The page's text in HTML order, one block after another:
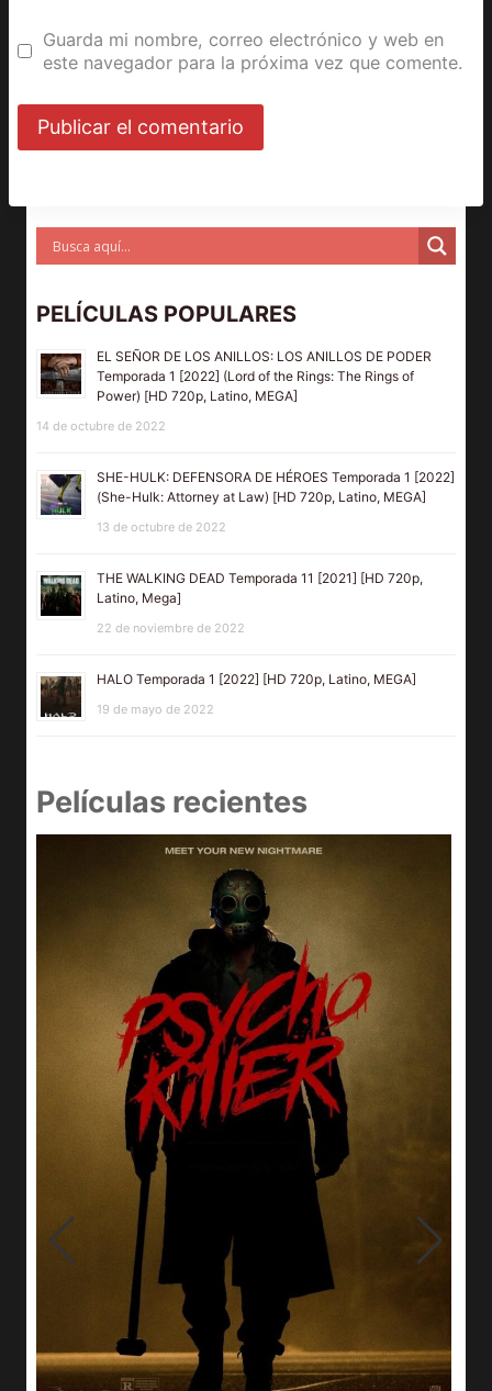
Guarda mi nombre, correo electrónico y web en
este navegador para la próxima vez que comente.
PELÍCULAS POPULARES
EL SEÑOR DE LOS ANILLOS: LOS ANILLOS DE PODER
Temporada 1 [2022] (Lord of the Rings: The Rings of
Power) [HD 720p, Latino, MEGA]
14 de octubre de 2022
SHE-HULK: DEFENSORA DE HÉROES Temporada 1 [2022]
(She-Hulk: Attorney at Law) [HD 720p, Latino, MEGA]
13 de octubre de 2022
THE WALKING DEAD Temporada 11 [2021] [HD 720p,
Latino, Mega]
22 de noviembre de 2022
HALO Temporada 1 [2022] [HD 720p, Latino, MEGA]
19 de mayo de 2022
Películas recientes